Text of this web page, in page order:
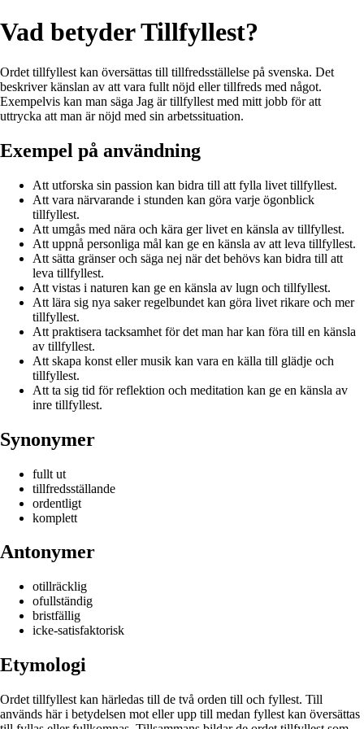
Vad betyder Tillfyllest?
Ordet tillfyllest kan översättas till tillfredsställelse på svenska. Det
beskriver känslan av att vara fullt nöjd eller tillfreds med något.
Exempelvis kan man säga Jag är tillfyllest med mitt jobb för att
uttrycka att man är nöjd med sin arbetssituation.
Exempel på användning
Att utforska sin passion kan bidra till att fylla livet tillfyllest.
Att vara närvarande i stunden kan göra varje ögonblick
tillfyllest.
Att umgås med nära och kära ger livet en känsla av tillfyllest.
Att uppnå personliga mål kan ge en känsla av att leva tillfyllest.
Att sätta gränser och säga nej när det behövs kan bidra till att
leva tillfyllest.
Att vistas i naturen kan ge en känsla av lugn och tillfyllest.
Att lära sig nya saker regelbundet kan göra livet rikare och mer
tillfyllest.
Att praktisera tacksamhet för det man har kan föra till en känsla
av tillfyllest.
Att skapa konst eller musik kan vara en källa till glädje och
tillfyllest.
Att ta sig tid för reflektion och meditation kan ge en känsla av
inre tillfyllest.
Synonymer
fullt ut
tillfredsställande
ordentligt
komplett
Antonymer
otillräcklig
ofullständig
bristfällig
icke-satisfaktorisk
Etymologi
Ordet tillfyllest kan härledas till de två orden till och fyllest. Till
används här i betydelsen mot eller upp till medan fyllest kan översättas